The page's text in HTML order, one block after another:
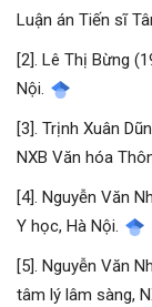
Luận án Tiến sĩ
[2]. Lê Thị Bừng
Nội.
[3]. Trịnh Xuân
NXB Văn hóa
[4]. Nguyễn Văn
Y học, Hà Nội.
[5]. Nguyễn Văn
tâm lý lâm sàng,